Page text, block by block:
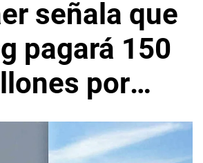
señala que
pagará 150
por
de la
fusión